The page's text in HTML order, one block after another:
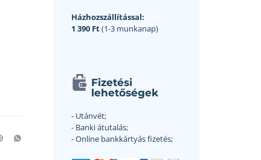
Házhozszállítással:
1 390 Ft(1-3 munkanap)
Fizetési
lehetőségek
- Utánvét;
- Banki átutalás;
- Online bankkártyás fizetés;